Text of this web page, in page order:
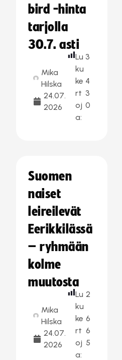
bird -hinta
tarjolla
30.7. asti
Mika
Hilska
24.07.
2026
Lu
ku
ke
rt
oj
a:
3
4
3
0
Suomen
naiset
leireilevät
Eerikkilässä
– ryhmään
kolme
muutosta
Mika
Hilska
24.07.
2026
Lu
ku
ke
rt
oj
a:
2
6
6
5